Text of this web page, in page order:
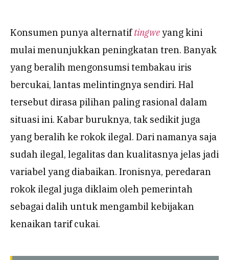
Konsumen punya alternatiftingweyang kini
mulai menunjukkan peningkatan tren. Banyak
yang beralih mengonsumsi tembakau iris
bercukai, lantas melintingnya sendiri. Hal
tersebut dirasa pilihan paling rasional dalam
situasi ini. Kabar buruknya, tak sedikit juga
yang beralih ke rokok ilegal. Dari namanya saja
sudah ilegal, legalitas dan kualitasnya jelas jadi
variabel yang diabaikan. Ironisnya, peredaran
rokok ilegal juga diklaim oleh pemerintah
sebagai dalih untuk mengambil kebijakan
kenaikan tarif cukai.